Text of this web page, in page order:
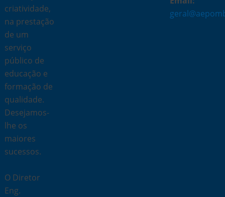
criatividade,
na prestação
de um
serviço
público de
educação e
formação de
qualidade.
Desejamos-
lhe os
maiores
sucessos.
O Diretor
Eng.